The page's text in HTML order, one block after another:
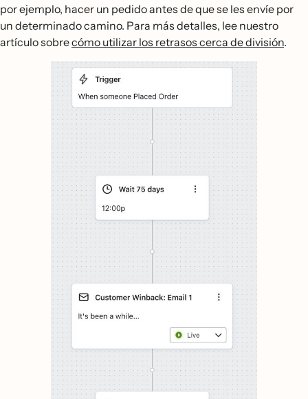
por ejemplo, hacer un pedido antes de que se les envíe por
un determinado camino. Para más detalles, lee nuestro
artículo sobrecómo utilizar los retrasos cerca de división.